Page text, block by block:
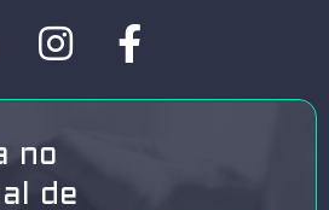
no
de